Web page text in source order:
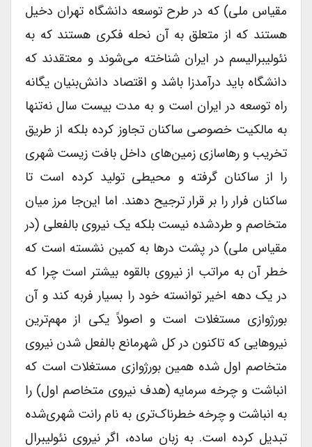
مقیاس ملی) که در طرح توسعه دانشگاه تهران دخیل
هستند که از متعلق به آن نحله فکری هستند که به
نئولیبرالیسم در ایران شناخته می‌شوند و معتقدند که
دانشگاه باید درآمدزا باشد و اقتصاد دانش‌بنیان یگانه
راه توسعه در ایران است و به مدت بیست سال نه‌تنها
به مالکیت خصوصی ساکنان تجاوز کرده بلکه از طریق
تخریب و رهاسازی زمین‌های داخل بافت زیست شهری
را از ساکنان گرفته و محیطی تولید کرده است تا
ساکنان فرار را بر قرار ترجیح دهند. اما این‌جا مرز میان
متخاصم و طردشده نیست بلکه یک نیروی بالفعلی (در
مقیاس ملی) در پشت درها به کمین نشسته است که
خطر آن به مراتب از نیروی بالقوه بیشتر است چرا که
در یک دهه اخیر توانسته خود را بسیار فربه کند و آن
بورژوازی مستغلات است و اصولاً یکی از مهم‌ترین
نیروهایی که تاکنون در کل شهرمانع بالفعل شدن نیروی
متخاصم اول شده همین بورژوازی مستغلات است که
انباشت و چرخه سرمایه (هدف نیروی متخاصم اول) را
به انباشت و چرخه خطرناک‌تری به نام رانت شهری‌شده
تبدیل کرده است. به زبان ساده، اگر نیروی نئولیبرال